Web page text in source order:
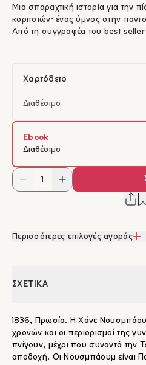
Μια σπαραχτική ιστορία για την
κοριτσιών· ένας ύμνος στην
Από τη συγγραφέα του best
Χαρτόδετο
Διαθέσιμο
Ebook
Διαθέσιμο
Περισσότερες επιλογές αγοράς
ΣΧΕΤΙΚΑ
1836, Πρωσία. Η Χάνε
χρονών και οι περιορισμοί της
πνίγουν, μέχρι που συναντά την
αποδοχή. Οι Νουσμπάουμ είναι